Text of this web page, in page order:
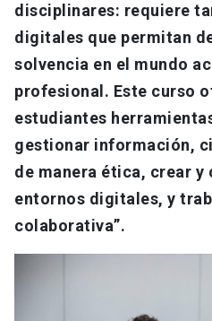
disciplinares: requiere
digitales que permitan
solvencia en el mundo
profesional. Este curso
estudiantes
gestionar información,
de manera ética, crear y
entornos digitales, y
colaborativa”.